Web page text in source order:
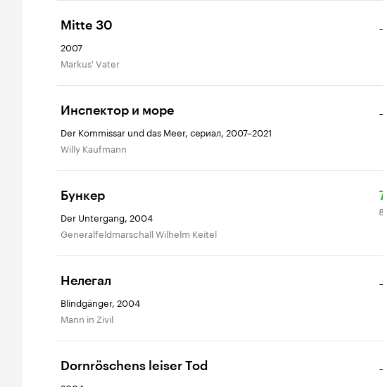
Mitte 30
2007
Markus' Vater
Инспектор и море
Der Kommissar und das Meer, сериал, 2007–2021
Willy Kaufmann
Бункер
Der Untergang, 2004
Generalfeldmarschall Wilhelm Keitel
Нелегал
Blindgänger, 2004
Mann in Zivil
Dornröschens leiser Tod